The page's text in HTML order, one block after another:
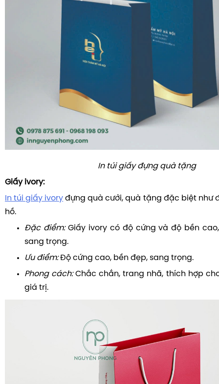
In túi giấy đựng quà tặng
Giấy ivory:
In túi giấy ivory đựng quà cưới, quà tặng đặc biệt như
hồ.
Đặc điểm:Giấy ivory có độ cứng và độ bền
sang trọng.
Ưu điểm:Độ cứng cao, bền đẹp, sang trọng.
Phong cách:Chắc chắn, trang nhã, thích hợp
giá trị.